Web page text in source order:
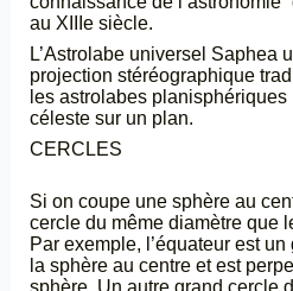
au XIIIe siècle.
L’Astrolabe universel Saphea
projection stéréographique
les astrolabes
céleste sur un plan.
CERCLES
Si on coupe une sphère au
cercle du même diamètre que
Par exemple, l’équateur est
la sphère au centre et est
sphère. Un autre grand cercle